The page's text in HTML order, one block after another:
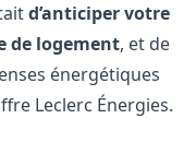
d’anticiper votre
de logement, et de
énergétiques
Leclerc Énergies.